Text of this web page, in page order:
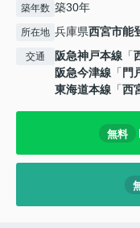
築年数 築30年
所在地 兵庫県西宮市能
交通 阪急神戸本線 「
阪急今津線 「 門
東海道本線 「西
無料